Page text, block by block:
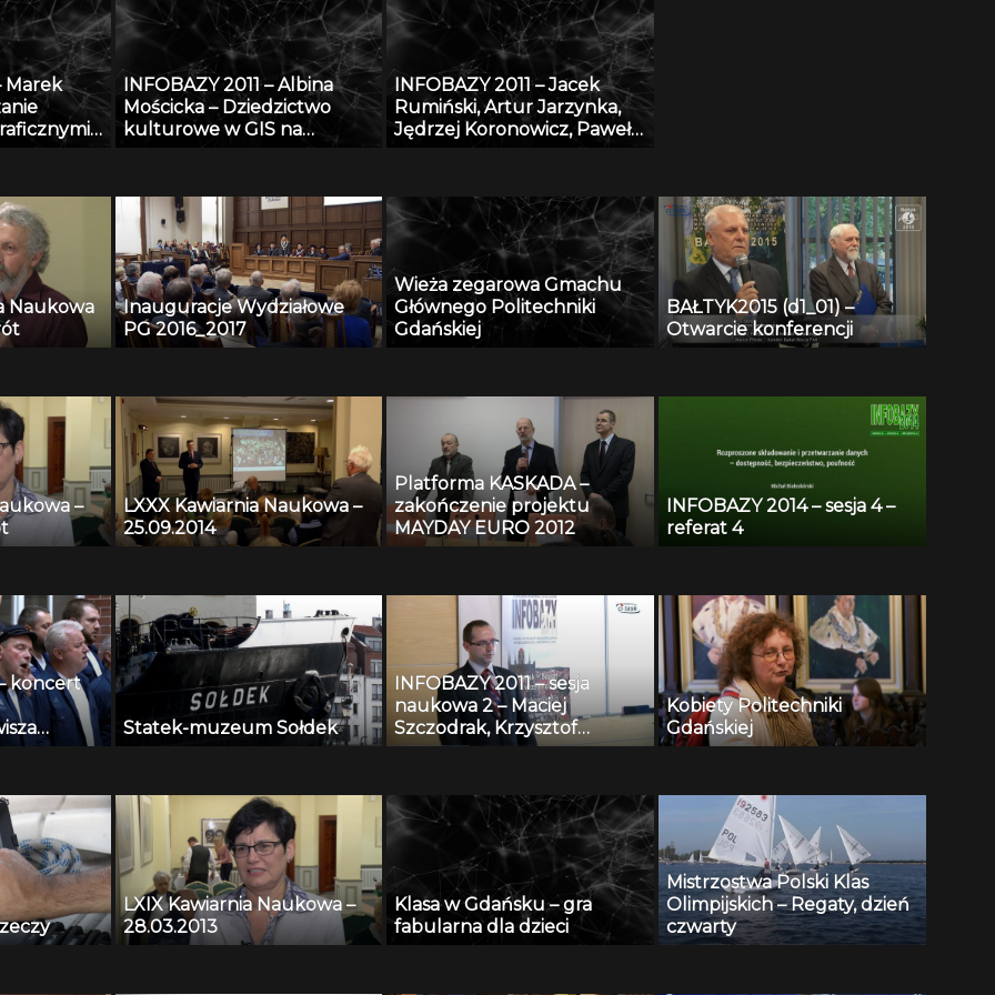
w oparciu
obecny
Marek
INFOBAZY 2011 – Albina
Mościcka – Dziedzictwo
kulturowe w GIS na
INFOBAZY 2011 – Jacek
Rumiński, Artur Jarzynka,
Jędrzej Koronowicz, Paweł
Naukowa
Inauguracje Wydziałowe
PG 2016_2017
Wieża zegarowa Gmachu
Głównego Politechniki
Gdańskiej
BAŁTYK2015 (d1_01) –
Otwarcie konferencji
–
LXXX Kawiarnia Naukowa –
25.09.2014
Platforma KASKADA –
zakończenie projektu
MAYDAY EURO 2012
INFOBAZY 2014 – sesja 4 –
referat 4
koncert
Statek-muzeum Sołdek
INFOBAZY 2011 – sesja
naukowa 2 – Maciej
Szczodrak, Krzysztof
Kopaczewski, Andrzej
Krawczyk – Repozytorium
nagrań testowych i
algorytmy wspomagania
systemów monitoringu
przestrzeni publicznej
Kobiety Politechniki
Gdańskiej
LXIX Kawiarnia Naukowa –
28.03.2013
Klasa w Gdańsku – gra
fabularna dla dzieci
Mistrzostwa Polski Klas
Olimpijskich – Regaty, dzień
czwarty